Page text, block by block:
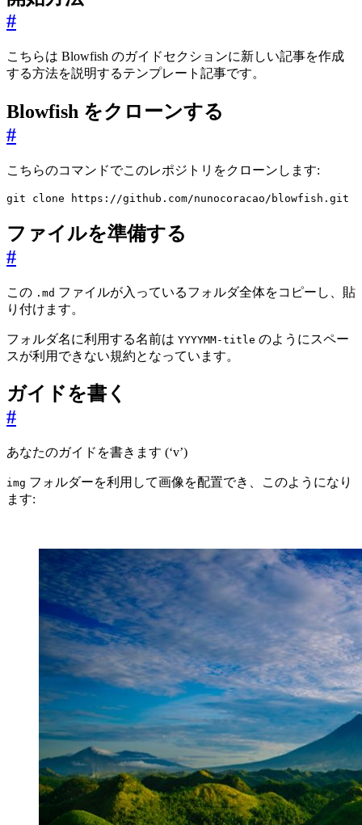
#
こちらは Blowfish のガイドセクションに新しい記事を作成
する方法を説明するテンプレート記事です。
Blowfish をクローンする
#
こちらのコマンドでこのレポジトリをクローンします:
git clone https://github.com/nunocoracao/blowfish.git
ファイルを準備する
#
この .md ファイルが入っているフォルダ全体をコピーし、貼
り付けます。
フォルダ名に利用する名前は YYYYMM-title のようにスペー
スが利用できない規約となっています。
ガイドを書く
#
あなたのガイドを書きます (‘v’)
img フォルダーを利用して画像を配置でき、このようになり
ます: